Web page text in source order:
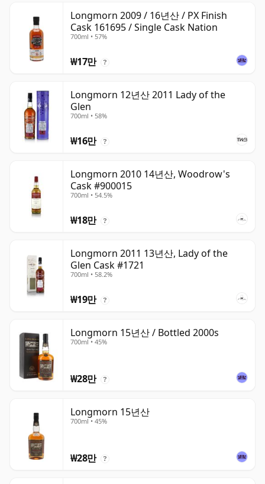
Longmorn 2009 / 16년산 / PX Finish
Cask 161695 / Single Cask Nation
700ml • 57%
₩17만 ?
Longmorn 12년산 2011 Lady of the
Glen
700ml • 58%
₩16만 ?
Longmorn 2010 14년산, Woodrow's
Cask #900015
700ml • 54.5%
₩18만 ?
Longmorn 2011 13년산, Lady of the
Glen Cask #1721
700ml • 58.2%
₩19만 ?
Longmorn 15년산 / Bottled 2000s
700ml • 45%
₩28만 ?
Longmorn 15년산
700ml • 45%
₩28만 ?